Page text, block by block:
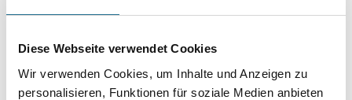
Diese Webseite verwendet Cookies
Wir verwenden Cookies, um Inhalte und Anzeigen zu
personalisieren, Funktionen für soziale Medien anbieten